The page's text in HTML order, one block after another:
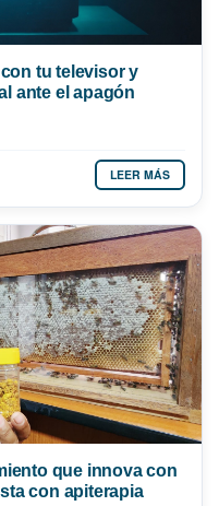
tu televisor y
ante el apagón
LEER MÁS
que innova con
con apiterapia